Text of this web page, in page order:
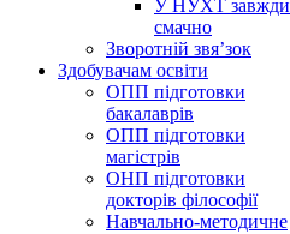
У НУХТ завжди
смачно
Зворотній звя’зок
Здобувачам освіти
ОПП підготовки
бакалаврів
ОПП підготовки
магістрів
ОНП підготовки
докторів філософії
Навчально-методичне